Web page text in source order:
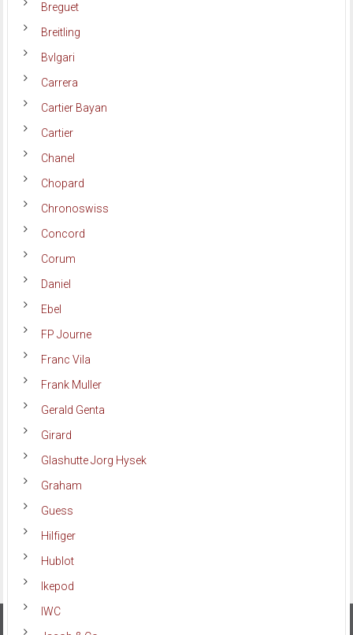
Breguet
Breitling
Bvlgari
Carrera
Cartier Bayan
Cartier
Chanel
Chopard
Chronoswiss
Concord
Corum
Daniel
Ebel
FP Journe
Franc Vila
Frank Muller
Gerald Genta
Girard
Glashutte Jorg Hysek
Graham
Guess
Hilfiger
Hublot
Ikepod
IWC